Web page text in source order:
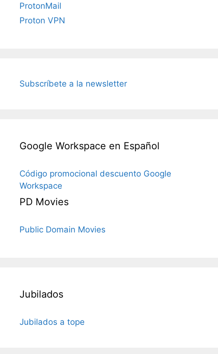
ProtonMail
Proton VPN
Subscríbete a la newsletter
Google Workspace en Español
Código promocional descuento Google
Workspace
PD Movies
Public Domain Movies
Jubilados
Jubilados a tope